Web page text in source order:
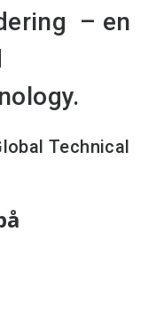
– en
Technical